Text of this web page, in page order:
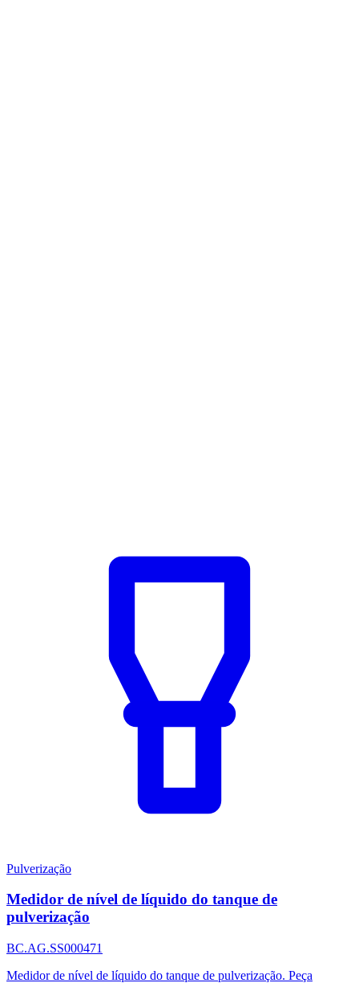
Pulverização
Medidor de nível de líquido do tanque de
pulverização
BC.AG.SS000471
Medidor de nível de líquido do tanque de pulverização. Peça